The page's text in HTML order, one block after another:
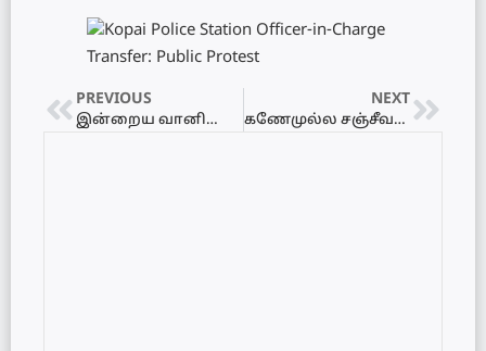
PREVIOUS
இன்றைய வானிலை அறிக்கை
NEXT
கணேமுல்ல சஞ்சீவவைச் சுட்டவரின் உடை கண்டுபிடிப்பு